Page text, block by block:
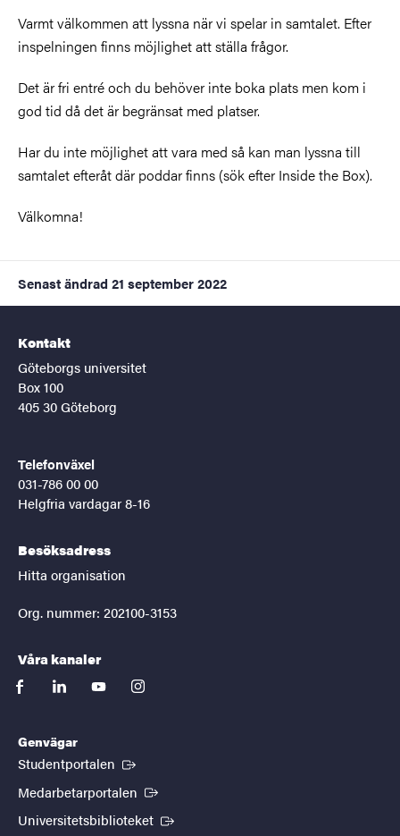
Varmt välkommen att lyssna när vi spelar in samtalet. Efter
inspelningen finns möjlighet att ställa frågor.
Det är fri entré och du behöver inte boka plats men kom i
god tid då det är begränsat med platser.
Har du inte möjlighet att vara med så kan man lyssna till
samtalet efteråt där poddar finns (sök efter Inside the Box).
Välkomna!
Senast ändrad 21 september 2022
Kontakt
Göteborgs universitet
Box 100
405 30 Göteborg
Telefonväxel
031-786 00 00
Helgfria vardagar 8-16
Besöksadress
Hitta organisation
Org. nummer: 202100-3153
Våra kanaler
facebooklinkedinyoutubeinstagram
Genvägar
Studentportalen (Extern länk)
Medarbetarportalen (Extern länk)
Universitetsbiblioteket (Extern länk)